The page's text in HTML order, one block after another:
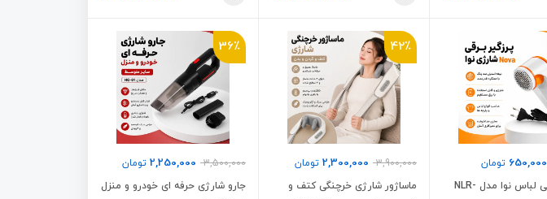
650,000 تومان
پرزگیر برقی لباس نوا مدل NLR-
42٪
3,900,000
2,300,000 تومان
ماساژور شارژی خرچنگی کتف و
36٪
3,500,000
2,250,000 تومان
جارو شارژی حرفه ای خودرو و منزل